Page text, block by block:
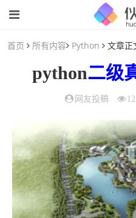
首页 所有内容 Python 文章正
python二级
网友投稿